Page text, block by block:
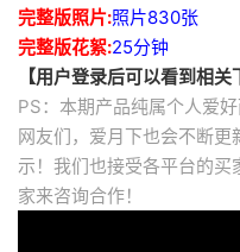
完整版照片:照片830张
完整版花絮:25分钟
【用户登录后可以看到相关
PS：本期产品纯属个人爱
网友们，爱月下也会不断
示！我们也接受各平台的
家来咨询合作！